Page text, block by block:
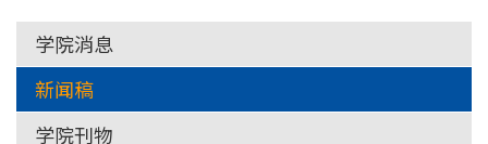
学院消息
新闻稿
学院刊物